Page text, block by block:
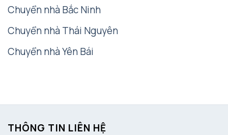
Chuyển nhà Bắc Ninh
Chuyển nhà Thái Nguyên
Chuyển nhà Yên Bái
THÔNG TIN LIÊN HỆ